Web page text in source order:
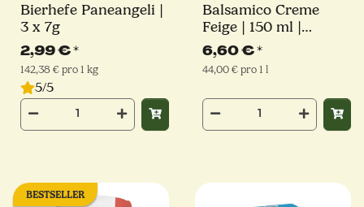
Bierhefe Paneangeli |
3 x 7g
2,99 €*
142,38 € pro 1 kg
5/5
Balsamico Creme
Feige | 150 ml |
Giuseppe Giusti
6,60 €*
44,00 € pro 1 l
BESTSELLER